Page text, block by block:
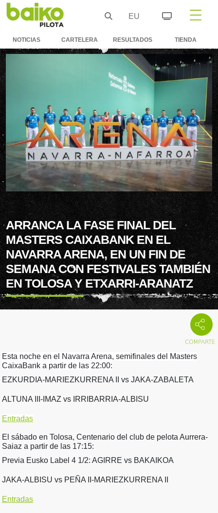
EU
NOTICIAS CARTELERA RESULTADOS TIENDA
ARRANCA LA FASE FINAL DEL
MASTERS CAIXABANK EN EL
NAVARRA ARENA, EN UN FIN DE
SEMANA CON FESTIVALES TAMBIÉN
EN TOLOSA Y ETXARRI-ARANATZ
Esta noche en el Navarra Arena, semifinales del Masters
CaixaBank a partir de las 22:00:
EZKURDIA-MARIEZKURRENA II vs JAKA-ZABALETA
ALTUNA III-IMAZ vs IRRIBARRIA-ALBISU
Entradas
El sábado en Tolosa, Centenario del club de pelota Aurrera-
Saiaz a partir de las 17:15:
Previa Eusko Label 4 1/2: AGIRRE vs BAKAIKOA
JAKA-ALBISU vs PEÑA II-MARIEZKURRENA II
Entradas